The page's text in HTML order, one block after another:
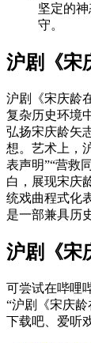
坚定的
守。
沪剧《宋
沪剧《宋庆龄
复杂历史环境
弘扬宋庆龄矢
想。艺术上，
表声明”“营救
白，展现宋庆
统戏曲程式化
是一部兼具历
沪剧《宋
可尝试在哔哩
“沪剧《宋庆
下载吧、爱听